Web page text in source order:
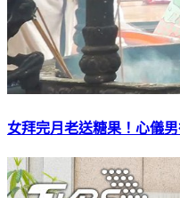
女拜完月老送糖果！心儀